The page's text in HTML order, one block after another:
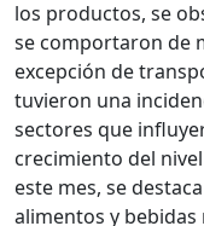
los productos, se
se comportaron de
excepción de
tuvieron una
sectores que
crecimiento del
este mes, se
alimentos y